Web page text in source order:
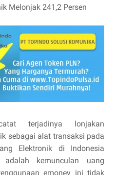
Melonjak 241,2 Persen
terjadinya lonjakan
sebagai alat transaksi pada
Elektronik di Indonesia
kemunculan uang
emoney ini tidak